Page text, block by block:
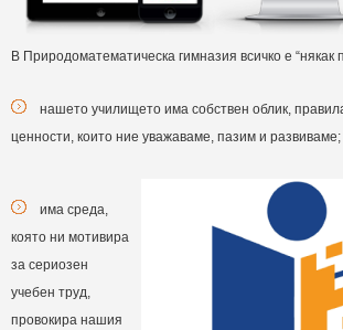
В Природоматематическа гимназия всичко е “някак
нашето училището има собствен облик,
ценности, които ние уважаваме, пазим и развиваме;
има среда,
която ни мотивира
за сериозен
учебен труд,
провокира нашия